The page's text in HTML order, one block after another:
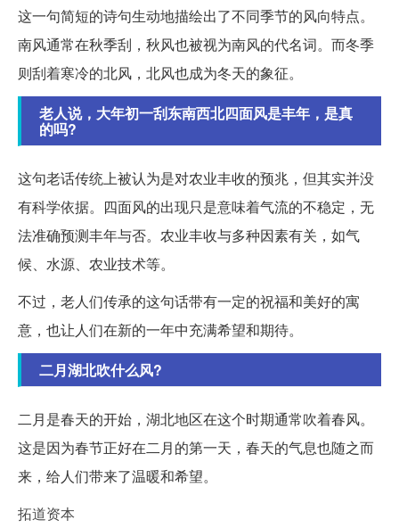
这一句简短的诗句生动地描绘出了不同季节的风向特点。
南风通常在秋季刮，秋风也被视为南风的代名词。而冬季
则刮着寒冷的北风，北风也成为冬天的象征。
老人说，大年初一刮东南西北四面风是丰年，是真
的吗?
这句老话传统上被认为是对农业丰收的预兆，但其实并没
有科学依据。四面风的出现只是意味着气流的不稳定，无
法准确预测丰年与否。农业丰收与多种因素有关，如气
候、水源、农业技术等。
不过，老人们传承的这句话带有一定的祝福和美好的寓
意，也让人们在新的一年中充满希望和期待。
二月湖北吹什么风?
二月是春天的开始，湖北地区在这个时期通常吹着春风。
这是因为春节正好在二月的第一天，春天的气息也随之而
来，给人们带来了温暖和希望。
拓道资本